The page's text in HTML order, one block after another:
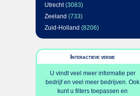
Utrecht(3083)
Zeeland (733)
Zuid-Holland (8206)
Interactieve versie
U vindt veel meer informatie per
bedrijf en veel meer bedrijven. Ook
kunt u filters toepassen en